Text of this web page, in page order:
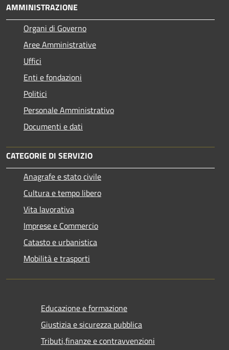
AMMINISTRAZIONE
Organi di Governo
Aree Amministrative
Uffici
Enti e fondazioni
Politici
Personale Amministrativo
Documenti e dati
CATEGORIE DI SERVIZIO
Anagrafe e stato civile
Cultura e tempo libero
Vita lavorativa
Imprese e Commercio
Catasto e urbanistica
Mobilità e trasporti
Educazione e formazione
Giustizia e sicurezza pubblica
Tributi,finanze e contravvenzioni